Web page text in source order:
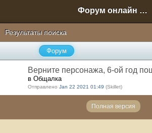
Форум онлайн игры "Новая Эра" (Нюра Биз)
Результаты поиска
Форум
Верните персонажа, 6-ой год
в Общалка
Отправлено Jan 22 2021 01:49 (Skillet)
Полная версия